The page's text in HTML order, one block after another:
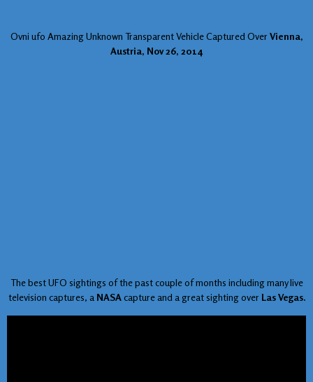
Ovni ufo Amazing Unknown Transparent Vehicle Captured Over Vienna,
Austria, Nov 26, 2014
The best UFO sightings of the past couple of months including many live
television captures, a NASAcapture and a great sighting over Las Vegas.